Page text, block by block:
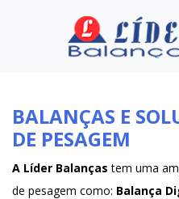
BALANÇAS E
DE PESAGEM
A Líder Balanças tem uma
de pesagem como: Balança